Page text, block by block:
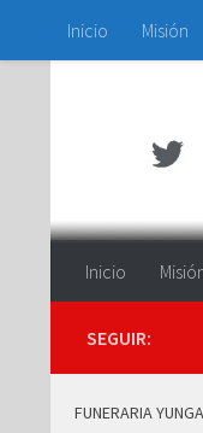
Saltar al contenido
Inicio Misión
Inicio
SEGUIR:
FUNERARIA